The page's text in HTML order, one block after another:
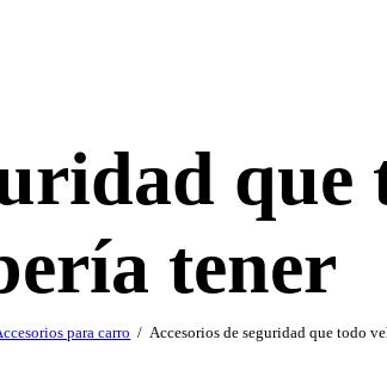
tener
para carro Accesorios de seguridad que todo